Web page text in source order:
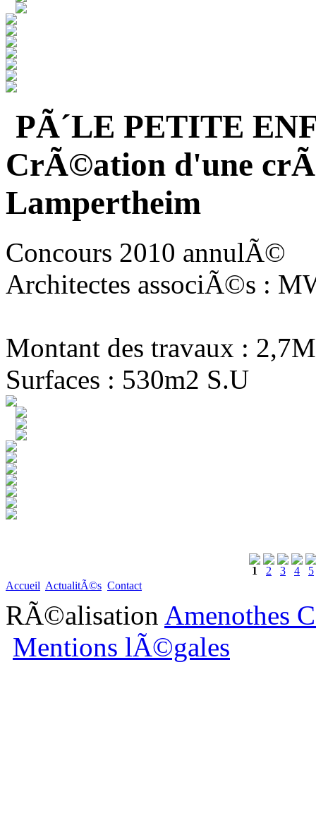
PÃ´LE PETITE
CrÃ©ation d'une
Lampertheim
Concours 2010 annulÃ©
Architectes associÃ©s :
Montant des travaux :
Surfaces : 530m2 S.U
1 2 3 4
5
Accueil ActualitÃ©s Contact
RÃ©alisation Amenothes
Mentions lÃ©gales